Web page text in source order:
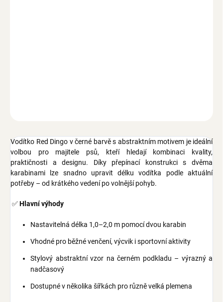
Vodítko Red Dingo v černé barvě s abstraktním motivem je ideální
volbou pro majitele psů, kteří hledají kombinaci kvality,
praktičnosti a designu. Díky přepínací konstrukci s dvěma
karabinami lze snadno upravit délku vodítka podle aktuální
potřeby – od krátkého vedení po volnější pohyb.
✅Hlavní výhody
Nastavitelná délka 1,0–2,0 m pomocí dvou karabin
Vhodné pro běžné venčení, výcvik i sportovní aktivity
Stylový abstraktní vzor na černém podkladu – výrazný a
nadčasový
Dostupné v několika šířkách pro různě velká plemena